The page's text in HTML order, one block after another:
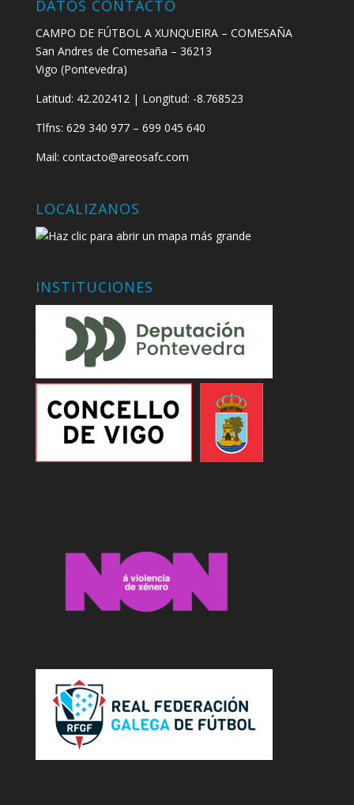
DATOS CONTACTO
CAMPO DE FÚTBOL A XUNQUEIRA – COMESAÑA
San Andres de Comesaña – 36213
Vigo (Pontevedra)
Latitud: 42.202412 | Longitud: -8.768523
Tlfns: 629 340 977 – 699 045 640
Mail: contacto@areosafc.com
LOCALIZANOS
INSTITUCIONES